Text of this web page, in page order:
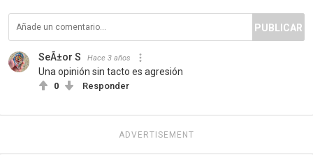
PUBLICAR
SeÃ±or S Hace 3 años
Una opinión sin tacto es agresión
0 Responder
ADVERTISEMENT